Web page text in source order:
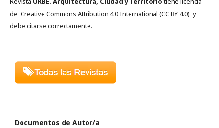
de Creative Commons Attribution 4.0 International (CC BY 4.0) y
debe citarse correctamente.
Documentos de Autor/a